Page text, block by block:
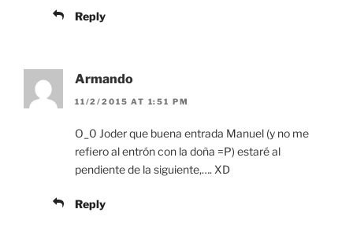
Reply
Armando
11/2/2015 AT 1:51 PM
O_0 Joder que buena entrada Manuel (y no me
refiero al entrón con la doña =P) estaré al
pendiente de la siguiente,…. XD
Reply